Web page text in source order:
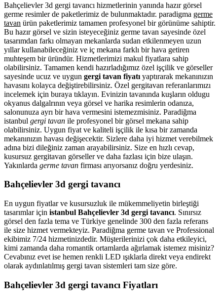
Bahçelievler 3d gergi tavancı hizmetlerinin yanında hazır görsel
germe resimler de paketlerimiz de bulunmaktadır. paradigma germe
tavan ürün paketlerimiz tamamen profesyonel bir görünüme sahiptir.
Bu hazır görsel ve sizin isteyeceğiniz germe tavan sayesinde özel
tasarımdan farkı olmayan mekanlarda sudan etkilenmeyen uzun
yıllar kullanabileceğiniz ve iç mekana farklı bir hava getiren
muhteşem bir üründür. Hizmetlerimizi makul fiyatlara sahip
olabilirsiniz. Tamamen kendi hazırladığımız özel işçilik ve görseller
sayesinde ucuz ve uygun gergi tavan fiyatı yaptırarak mekanınızın
havasını kolayca değiştirebilirsiniz. Özel gergitavan referanlarımızı
incelemek için buraya tıklayın. Evinizin tavanında kuşların oldugu
okyanus dalgalrının veya görsel ve harika resimlerin odanıza,
salonunuza ayrı bir hava vermesini istemezmisiniz. Paradiğma
istanbul gergi tavan ile profesyonel bir görsel mekana sahip
olabilirsiniz. Uygun fiyat ve kaliteli işçilik ile kısa bir zamanda
mekanınızın havası değişecektir. Sizlere daha iyi hizmet verebilmek
adına bizi dileğiniz zaman arayabilirsiniz. Size en hızlı cevap,
kusursuz gergitavan görseller ve daha fazlası için bize ulaşın.
Yakınlarda germe tavan firması arıyorsanız doğru yerdesiniz.
Bahçelievler 3d gergi tavancı
En uygun fiyatlar ve kusursuzluk ile mükemmeliyetin birleştiği
tasarımlar için istanbul Bahçelievler 3d gergi tavancı. Sınırsız
görsel den fazla tema ve Türkiye genelinde 300 den fazla referans
ile size hizmet vermekteyiz. Paradiğma germe tavan ve Professional
ekibimiz 7/24 hizmetinizdedir. Müşterilerinizi çok daha etkileyici,
kimi zamanda daha romantik ortamlarda ağırlamak istemez misiniz?
Cevabınız evet ise hemen renkli LED ışıklarla direkt veya endirekt
olarak aydınlatılmış gergi tavan sistemleri tam size göre.
Bahçelievler 3d gergi tavancı Fiyatları